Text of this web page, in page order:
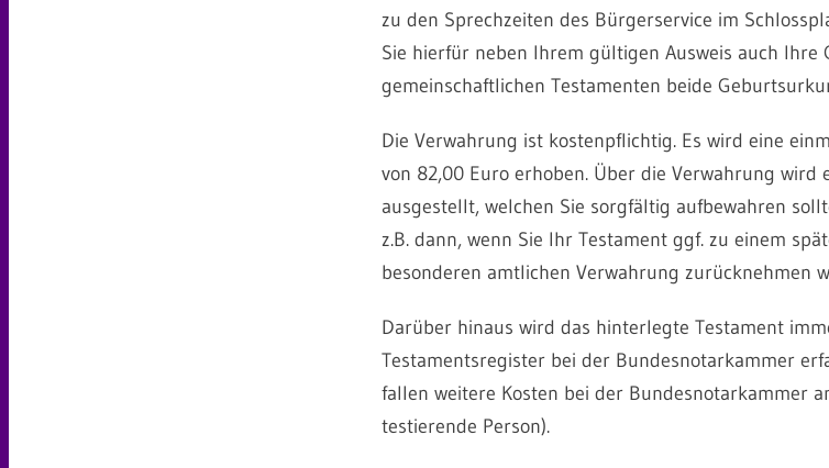
zu den Sprechzeiten des Bürgerservice im
Sie hierfür neben Ihrem gültigen Ausweis auch Ihre
gemeinschaftlichen Testamenten beide
Die Verwahrung ist kostenpflichtig. Es wird eine
von 82,00 Euro erhoben. Über die Verwahrung wird
ausgestellt, welchen Sie sorgfältig aufbewahren
z.B. dann, wenn Sie Ihr Testament ggf. zu einem
besonderen amtlichen Verwahrung zurücknehmen
Darüber hinaus wird das hinterlegte Testament
Testamentsregister bei der Bundesnotarkammer
fallen weitere Kosten bei der Bundesnotarkammer
testierende Person).